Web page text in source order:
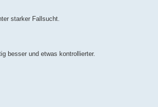
starker Fallsucht.
besser und etwas kontrollierter.